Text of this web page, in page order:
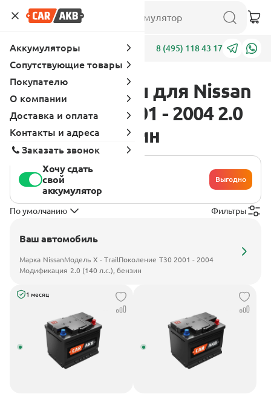
Адреса 8 (495) 118 43 17
Аккумуляторы для Nissan
X - Trail T30 2001 - 2004 2.0
(140 л.с.), бензин
Хочу сдать
свой
аккумулятор
Выгодно
По умолчанию Фильтры
Ваш автомобиль
Марка NissanМодель X - TrailПоколение T30 2001 - 2004
Модификация 2.0 (140 л.с.), бензин
1 месяц
Аккумуляторы
Сопутствующие товары
Покупателю
О компании
Доставка и оплата
Контакты и адреса
Заказать звонок